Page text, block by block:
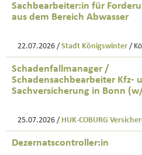
Sachbearbeiter:in für
aus dem Bereich Abwasser
22.07.2026 / Stadt Königswinter /
Schadenfallmanager /
Schadensachbearbeiter Kfz-
Sachversicherung in Bonn
25.07.2026 / HUK-COBURG
Dezernatscontroller:in